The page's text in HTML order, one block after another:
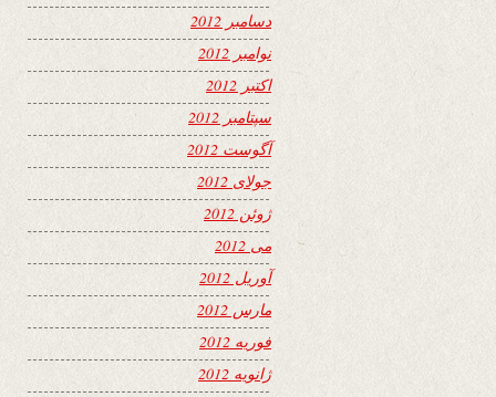
دسامبر 2012
نوامبر 2012
اکتبر 2012
سپتامبر 2012
آگوست 2012
جولای 2012
ژوئن 2012
می 2012
آوریل 2012
مارس 2012
فوریه 2012
ژانویه 2012